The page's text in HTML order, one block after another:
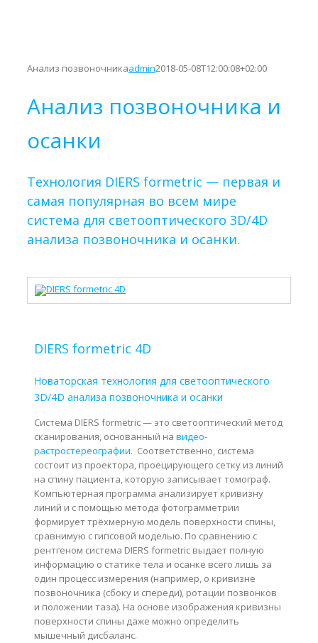
Анализ позвоночникаadmin2018-05-08T12:00:08+02:00
Анализ позвоночника и
осанки
Технология DIERS formetric — первая и
самая популярная во всем мире
система для светооптического 3D/4D
анализа позвоночника и осанки.
DIERS formetric 4D
Новаторская технология для светооптического
3D/4D анализа позвоночника и осанки
Система DIERS formetric — это светооптический метод
сканирования, основанный на видео-
растростереографии. Соответственно, система
состоит из проектора, проецирующего сетку из линий
на спину пациента, которую записывает томограф.
Компьютерная программа анализирует кривизну
линий и с помощью метода фотограмметрии
формирует трёхмерную модель поверхности спины,
сравнимую с гипсовой моделью. По сравнению с
рентгеном система DIERS formetric выдает полную
информацию о статике тела и осанке всего лишь за
один процесс измерения (например, о кривизне
позвоночника (сбоку и спереди), ротации позвонков
и положении таза). На основе изображения кривизны
поверхности спины даже можно определить
мышечный дисбаланс.